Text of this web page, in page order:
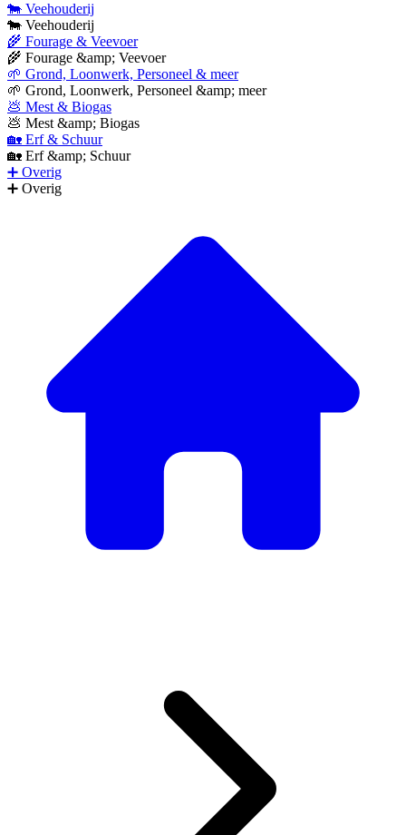
🐄 Veehouderij
🐄 Veehouderij
🌾 Fourage & Veevoer
🌾 Fourage &amp; Veevoer
🌱 Grond, Loonwerk, Personeel & meer
🌱 Grond, Loonwerk, Personeel &amp; meer
💩 Mest & Biogas
💩 Mest &amp; Biogas
🏡 Erf & Schuur
🏡 Erf &amp; Schuur
➕ Overig
➕ Overig